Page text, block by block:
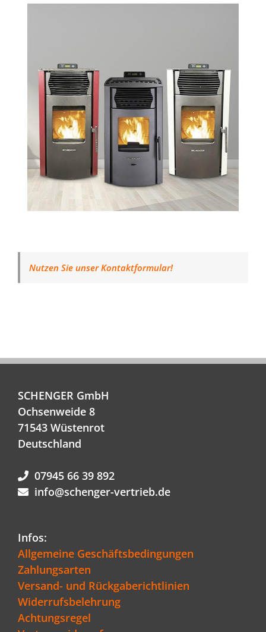
Nutzen Sie unser Kontaktformular!
SCHENGER GmbH
Ochsenweide 8
71543 Wüstenrot
Deutschland
07945 66 39 892
info@schenger-vertrieb.de
Infos:
Allgemeine Geschäftsbedingungen
Zahlungsarten
Versand- und Rückgaberichtlinien
Widerrufsbelehrung
Achtungsregel